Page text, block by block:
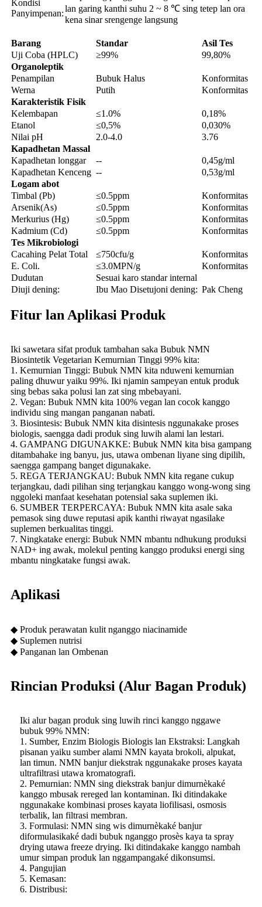
Kondisi
Panyimpenan:lan garing kanthi suhu 2 ~ 8 ℃ sing tetep lan ora
kena sinar srengenge langsung
Barang Standar
Asil Tes
Uji Coba (HPLC)
≥99%
99,80%
Organoleptik
Penampilan
Bubuk Halus
Konformitas
Werna
Putih
Konformitas
Karakteristik Fisik
Kelembapan
≤1.0%
0,18%
Etanol
≤0,5%
0,030%
Nilai pH
2.0-4.0
3.76
Kapadhetan Massal
Kapadhetan longgar
--
0,45g/ml
Kapadhetan Kenceng --
0,53g/ml
Logam abot
Timbal (Pb)
≤0.5ppm
Konformitas
Arsenik(As)
≤0.5ppm
Konformitas
Merkurius (Hg)
≤0.5ppm
Konformitas
Kadmium (Cd)
≤0.5ppm
Konformitas
Tes Mikrobiologi
Cacahing Pelat Total
≤750cfu/g
Konformitas
E. Coli.
≤3.0MPN/g
Konformitas
Dudutan
Sesuai karo standar internal
Diuji dening:
Ibu Mao Disetujoni dening: Pak Cheng
Fitur lan Aplikasi Produk
Iki sawetara sifat produk tambahan saka Bubuk NMN
Biosintetik Vegetarian Kemurnian Tinggi 99% kita:
1. Kemurnian Tinggi: Bubuk NMN kita nduweni kemurnian
paling dhuwur yaiku 99%. Iki njamin sampeyan entuk produk
sing bebas saka polusi lan zat sing mbebayani.
2. Vegan: Bubuk NMN kita 100% vegan lan cocok kanggo
individu sing mangan panganan nabati.
3. Biosintesis: Bubuk NMN kita disintesis nggunakake proses
biologis, saengga dadi produk sing luwih alami lan lestari.
4. GAMPANG DIGUNAKKE: Bubuk NMN kita bisa gampang
ditambahake ing banyu, jus, utawa ombenan liyane sing dipilih,
saengga gampang banget digunakake.
5. REGA TERJANGKAU: Bubuk NMN kita regane cukup
terjangkau, dadi pilihan sing terjangkau kanggo wong-wong sing
nggoleki manfaat kesehatan potensial saka suplemen iki.
6. SUMBER TERPERCAYA: Bubuk NMN kita asale saka
pemasok sing duwe reputasi apik kanthi riwayat ngasilake
suplemen berkualitas tinggi.
7. Ningkatake energi: Bubuk NMN mbantu ndhukung produksi
NAD+ ing awak, molekul penting kanggo produksi energi sing
mbantu ningkatake fungsi awak.
Aplikasi
◆ Produk perawatan kulit nganggo niacinamide
◆ Suplemen nutrisi
◆ Panganan lan Ombenan
Rincian Produksi (Alur Bagan Produk)
Iki alur bagan produk sing luwih rinci kanggo nggawe
bubuk 99% NMN:
1. Sumber, Enzim Biologis Biologis lan Ekstraksi: Langkah
pisanan yaiku sumber alami NMN kayata brokoli, alpukat,
lan timun. NMN banjur diekstrak nggunakake proses kayata
ultrafiltrasi utawa kromatografi.
2. Pemurnian: NMN sing diekstrak banjur dimurnèkaké
kanggo mbusak rereged lan kontaminan. Iki ditindakake
nggunakake kombinasi proses kayata liofilisasi, osmosis
terbalik, lan filtrasi membran.
3. Formulasi: NMN sing wis dimurnèkaké banjur
diformulasikaké dadi bubuk nganggo prosès kaya ta spray
drying utawa freeze drying. Iki ditindakake kanggo nambah
umur simpan produk lan nggampangaké dikonsumsi.
4. Pangujian
5. Kemasan:
6. Distribusi: